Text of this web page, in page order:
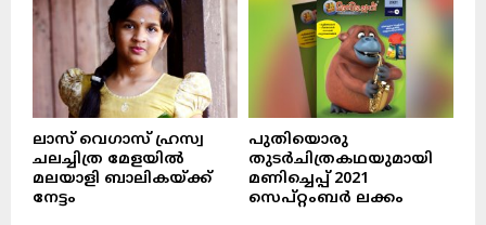
ലാസ് വെഗാസ് ഹ്രസ്വ
ചലച്ചിത്ര മേളയിൽ
മലയാളി ബാലികയ്ക്ക്
നേട്ടം
പുതിയൊരു
തുടർചിത്രകഥയുമായി
മണിച്ചെപ്പ് 2021
സെപ്റ്റംബർ ലക്കം